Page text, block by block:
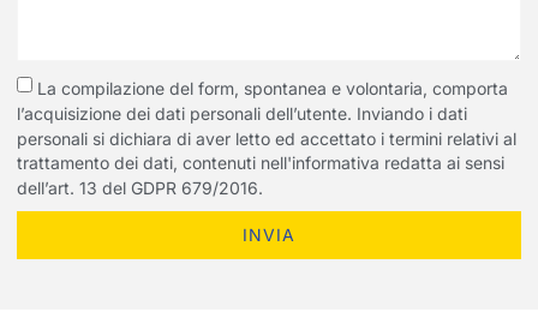
La compilazione del form, spontanea e volontaria, comporta
l’acquisizione dei dati personali dell’utente. Inviando i dati
personali si dichiara di aver letto ed accettato i termini relativi al
trattamento dei dati, contenuti nell'informativa redatta ai sensi
dell’art. 13 del GDPR 679/2016.
INVIA